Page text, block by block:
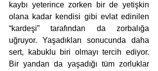
kaybı yeterince zorken bir de yetişkin
olana kadar kendisi gibi evlat edinilen
“kardeşi” tarafından da zorbalığa
uğruyor. Yaşadıkları sonucunda daha
sert, kabuklu biri olmayı tercih ediyor.
Bir yandan da yaşadığı tüm zorluklar